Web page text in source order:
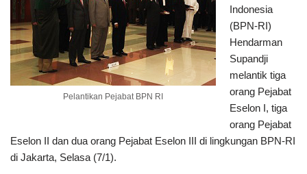
Pelantikan Pejabat BPN RI
Indonesia
(BPN-RI)
Hendarman
Supandji
melantik tiga
orang Pejabat
Eselon I, tiga
orang Pejabat
Eselon II dan dua orang Pejabat Eselon III di lingkungan BPN-RI
di Jakarta, Selasa (7/1).